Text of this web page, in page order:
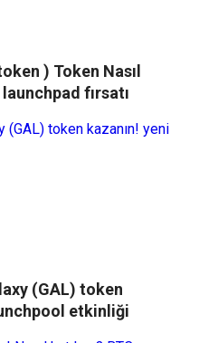
) Token Nasıl
fırsatı
(GAL) token
etkinliği